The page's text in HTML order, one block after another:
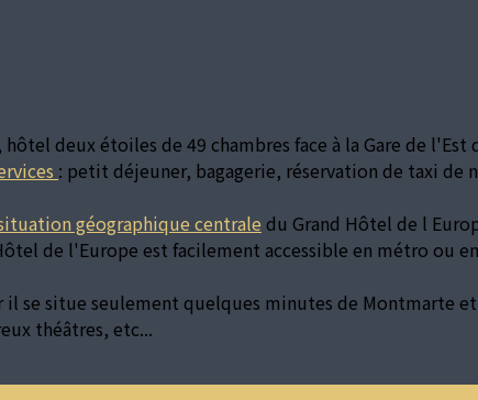
deux étoiles de 49 chambres face à la Gare de l'Est
: petit déjeuner, bagagerie, réservation de taxi de
géographique centrale du Grand Hôtel de l
de l'Europe est facilement accessible en métro ou
il se situe seulement quelques minutes de Montmarte
théâtres, etc...